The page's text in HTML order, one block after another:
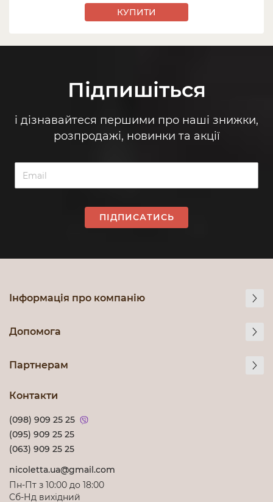
КУПИТИ
Підпишіться
і дізнавайтеся першими про наші знижки,
розпродажі, новинки та акції
ПІДПИСАТИСЬ
Інформація про компанію
Допомога
Партнерам
Контакти
(098) 909 25 25
(095) 909 25 25
(063) 909 25 25
nicoletta.ua@gmail.com
Пн-Пт з 10:00 до 18:00
Cб-Нд вихідний